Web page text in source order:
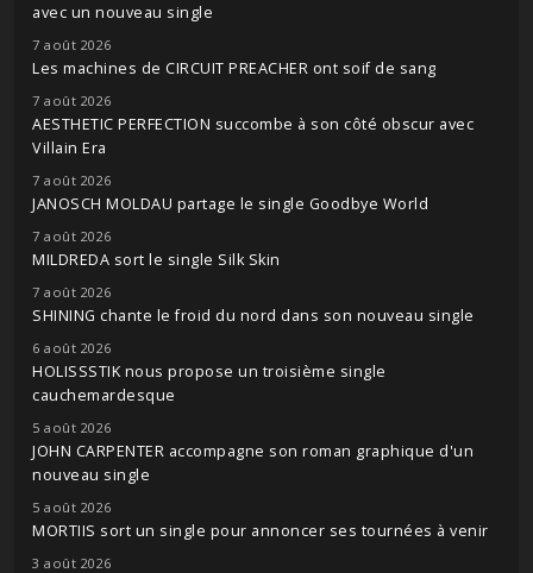
avec un nouveau single
7 août 2026
Les machines de CIRCUIT PREACHER ont soif de sang
7 août 2026
AESTHETIC PERFECTION succombe à son côté obscur avec
Villain Era
7 août 2026
JANOSCH MOLDAU partage le single Goodbye World
7 août 2026
MILDREDA sort le single Silk Skin
7 août 2026
SHINING chante le froid du nord dans son nouveau single
6 août 2026
HOLISSSTIK nous propose un troisième single
cauchemardesque
5 août 2026
JOHN CARPENTER accompagne son roman graphique d'un
nouveau single
5 août 2026
MORTIIS sort un single pour annoncer ses tournées à venir
3 août 2026